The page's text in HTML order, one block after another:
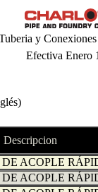
y
Efectiva Enero
Descripcion
ACOPLE
ACOPLE